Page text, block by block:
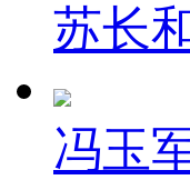
苏长
冯玉